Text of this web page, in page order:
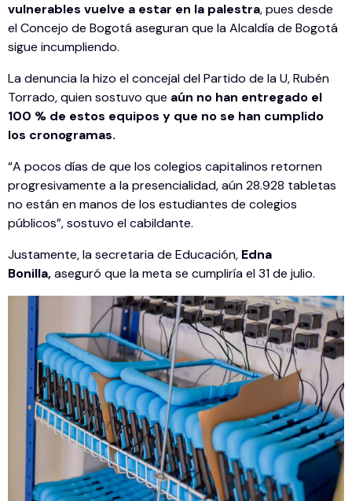
vulnerables vuelve a estar en la palestra, pues desde
el Concejo de Bogotá aseguran que la Alcaldía de Bogotá
sigue incumpliendo.
La denuncia la hizo el concejal del Partido de la U, Rubén
Torrado, quien sostuvo que aún no han entregado el
100 % de estos equipos y que no se han cumplido
los cronogramas.
“A pocos días de que los colegios capitalinos retornen
progresivamente a la presencialidad, aún 28.928 tabletas
no están en manos de los estudiantes de colegios
públicos”, sostuvo el cabildante.
Justamente, la secretaria de Educación, Edna
Bonilla,aseguró que la meta se cumpliría el 31 de julio.